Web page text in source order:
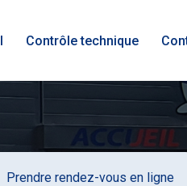
Contrôle technique
Prendre rendez-vous en ligne